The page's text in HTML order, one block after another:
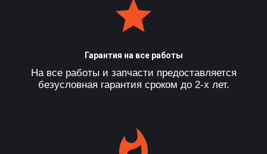
Гарантия на все работы
На все работы и запчасти предоставляется
безусловная гарантия сроком до 2-х лет.